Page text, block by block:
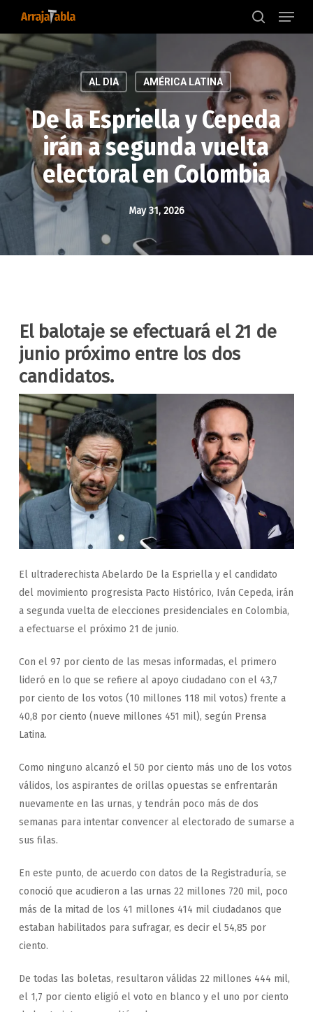
main
content
search
Menu
AL DIA AMÉRICA LATINA
De la Espriella y Cepeda
irán a segunda vuelta
electoral en Colombia
May 31, 2026
El balotaje se efectuará el 21 de
junio próximo entre los dos
candidatos.
El ultraderechista Abelardo De la Espriella y el candidato
del movimiento progresista Pacto Histórico, Iván Cepeda, irán
a segunda vuelta de elecciones presidenciales en Colombia,
a efectuarse el próximo 21 de junio.
Con el 97 por ciento de las mesas informadas, el primero
lideró en lo que se refiere al apoyo ciudadano con el 43,7
por ciento de los votos (10 millones 118 mil votos) frente a
40,8 por ciento (nueve millones 451 mil), según Prensa
Latina.
Como ninguno alcanzó el 50 por ciento más uno de los votos
válidos, los aspirantes de orillas opuestas se enfrentarán
nuevamente en las urnas, y tendrán poco más de dos
semanas para intentar convencer al electorado de sumarse a
sus filas.
En este punto, de acuerdo con datos de la Registraduría, se
conoció que acudieron a las urnas 22 millones 720 mil, poco
más de la mitad de los 41 millones 414 mil ciudadanos que
estaban habilitados para sufragar, es decir el 54,85 por
ciento.
De todas las boletas, resultaron válidas 22 millones 444 mil,
el 1,7 por ciento eligió el voto en blanco y el uno por ciento